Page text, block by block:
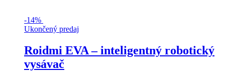
-14%
Ukončený predaj
Roidmi EVA – inteligentný robotický
vysávač